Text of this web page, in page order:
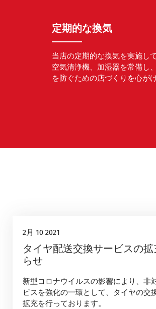
定期的な換気
当店の定期的な換気を実施し
空気清浄機、加湿器を常備し
を防ぐための店づくりを心が
10
2月, 2021
2月 10 2021
タイヤ配送交換サービスの
らせ
新型コロナウイルスの影響により、非
ビスを強化の一環として、タイヤの交
拡充を行っております。